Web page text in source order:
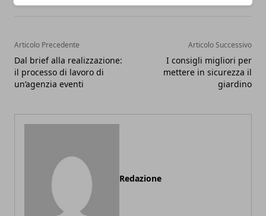
Articolo Precedente
Dal brief alla realizzazione:
il processo di lavoro di
un’agenzia eventi
Articolo Successivo
I consigli migliori per
mettere in sicurezza il
giardino
Redazione